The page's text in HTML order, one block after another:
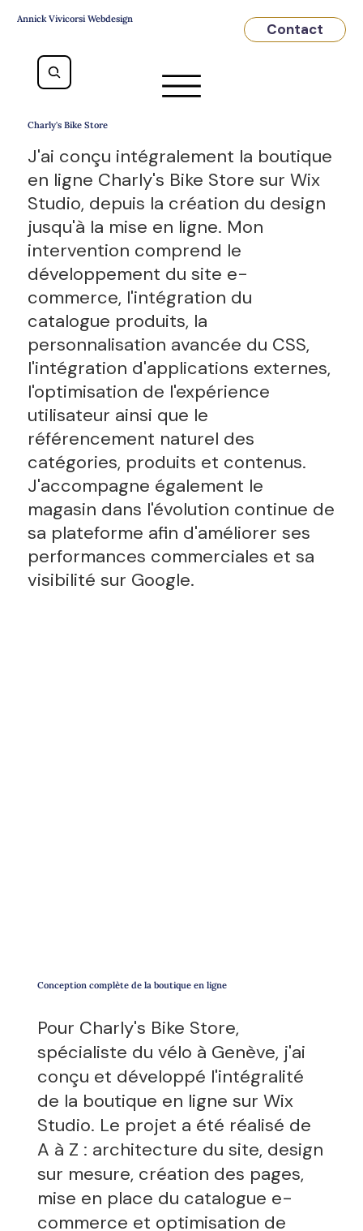
Annick Vivicorsi Webdesign
Contact
Charly's Bike Store
J'ai conçu intégralement la boutique
en ligne Charly's Bike Store sur Wix
Studio, depuis la création du design
jusqu'à la mise en ligne. Mon
intervention comprend le
développement du site e-
commerce, l'intégration du
catalogue produits, la
personnalisation avancée du CSS,
l'intégration d'applications externes,
l'optimisation de l'expérience
utilisateur ainsi que le
référencement naturel des
catégories, produits et contenus.
J'accompagne également le
magasin dans l'évolution continue de
sa plateforme afin d'améliorer ses
performances commerciales et sa
visibilité sur Google.
Conception complète de la boutique en ligne
Pour Charly's Bike Store,
spécialiste du vélo à Genève, j'ai
conçu et développé l'intégralité
de la boutique en ligne sur Wix
Studio. Le projet a été réalisé de
A à Z : architecture du site, design
sur mesure, création des pages,
mise en place du catalogue e-
commerce et optimisation de